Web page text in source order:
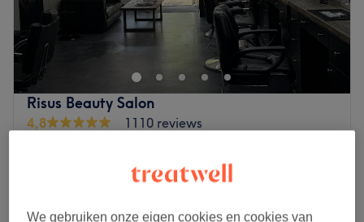
Risus Beauty Salon
4,8
1110 reviews
Hair Extensions vanaf
We gebruiken onze eigen cookies en cookies van